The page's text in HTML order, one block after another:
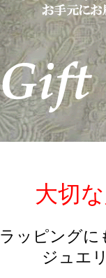
大切
ラッピングに
ジュエ